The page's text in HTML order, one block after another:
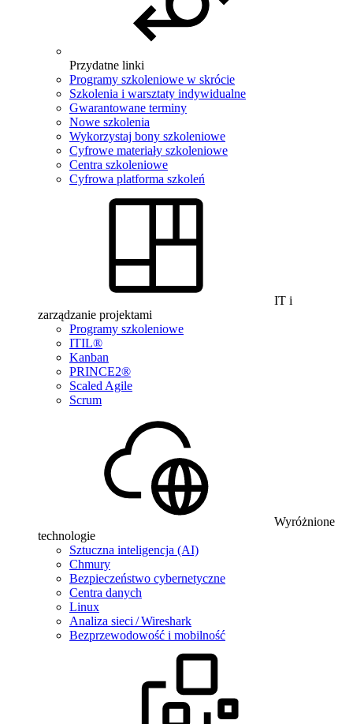
Przydatne linki
Programy szkoleniowe w skrócie
Szkolenia i warsztaty indywidualne
Gwarantowane terminy
Nowe szkolenia
Wykorzystaj bony szkoleniowe
Cyfrowe materiały szkoleniowe
Centra szkoleniowe
Cyfrowa platforma szkoleń
IT i
zarządzanie projektami
Programy szkoleniowe
ITIL®
Kanban
PRINCE2®
Scaled Agile
Scrum
Wyróżnione
technologie
Sztuczna inteligencja (AI)
Chmury
Bezpieczeństwo cybernetyczne
Centra danych
Linux
Analiza sieci / Wireshark
Bezprzewodowość i mobilność